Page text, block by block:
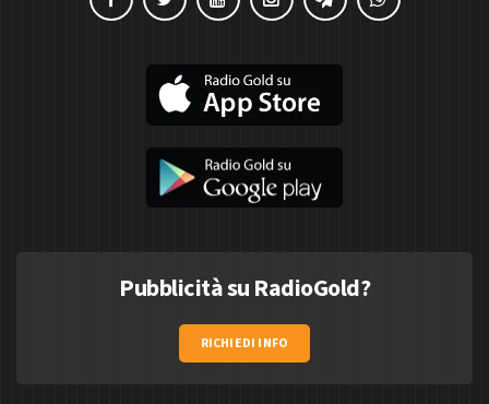
Pubblicità su RadioGold?
RICHIEDI INFO